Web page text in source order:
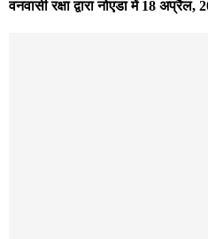
वनवासी रक्षा द्वारा नोएडा में 18